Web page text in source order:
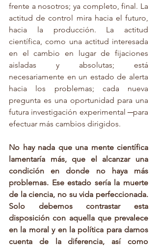
frente a nosotros; ya completo, final. La
actitud de control mira hacia el futuro,
hacia la producción. La actitud
científica, como una actitud interesada
en el cambio en lugar de fijaciones
aisladas y absolutas; está
necesariamente en un estado de alerta
hacia los problemas; cada nueva
pregunta es una oportunidad para una
futura investigación experimental ─para
efectuar más cambios dirigidos.
No hay nada que una mente científica
lamentaría más, que el alcanzar una
condición en donde no haya más
problemas. Ese estado sería la muerte
de la ciencia, no su vida perfeccionada.
Solo debemos contrastar esta
disposición con aquella que prevalece
en la moral y en la política para darnos
cuenta de la diferencia, así como